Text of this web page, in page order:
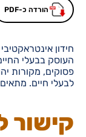
הורדה כ-PDF
חידון
העוסק בבעלי
פסוקים, מקורות
לבעלי חיים.
קישור